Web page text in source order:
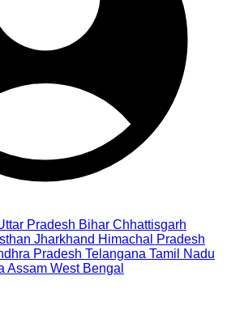
Pradesh Bihar Chhattisgarh
Jharkhand Himachal Pradesh
Pradesh Telangana Tamil Nadu
Assam West Bengal